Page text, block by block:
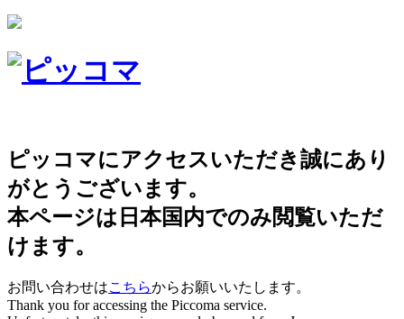
ピッコマにアクセスいただき誠にあり
がとうございます。
本ページは日本国内でのみ閲覧いただ
けます。
お問い合わせはこちらからお願いいたします。
Thank you for accessing the Piccoma service.